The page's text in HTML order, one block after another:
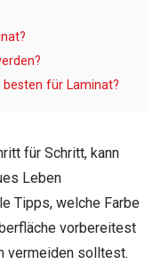
für Laminat?
für Schritt, kann
Leben
Tipps, welche Farbe
vorbereitest
vermeiden solltest.